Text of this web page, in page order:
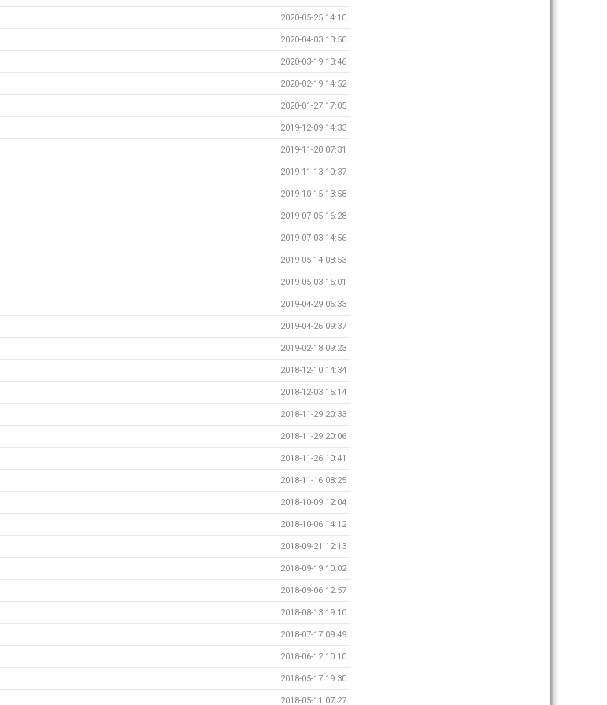
2020-05-25 14:10
2020-04-03 13:50
2020-03-19 13:46
2020-02-19 14:52
2020-01-27 17:05
2019-12-09 14:33
2019-11-20 07:31
2019-11-13 10:37
2019-10-15 13:58
2019-07-05 16:28
2019-07-03 14:56
2019-05-14 08:53
2019-05-03 15:01
2019-04-29 06:33
2019-04-26 09:37
2019-02-18 09:23
2018-12-10 14:34
2018-12-03 15:14
2018-11-29 20:33
2018-11-29 20:06
2018-11-26 10:41
2018-11-16 08:25
2018-10-09 12:04
2018-10-06 14:12
2018-09-21 12:13
2018-09-19 10:02
2018-09-06 12:57
2018-08-13 19:10
2018-07-17 09:49
2018-06-12 10:10
2018-05-17 19:30
2018-05-11 07:27